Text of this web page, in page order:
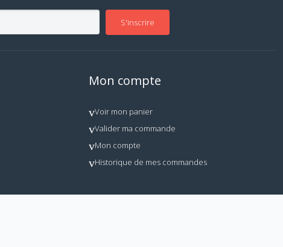
S'inscrire
Mon compte
Voir mon panier
Valider ma commande
Mon compte
Historique de mes commandes